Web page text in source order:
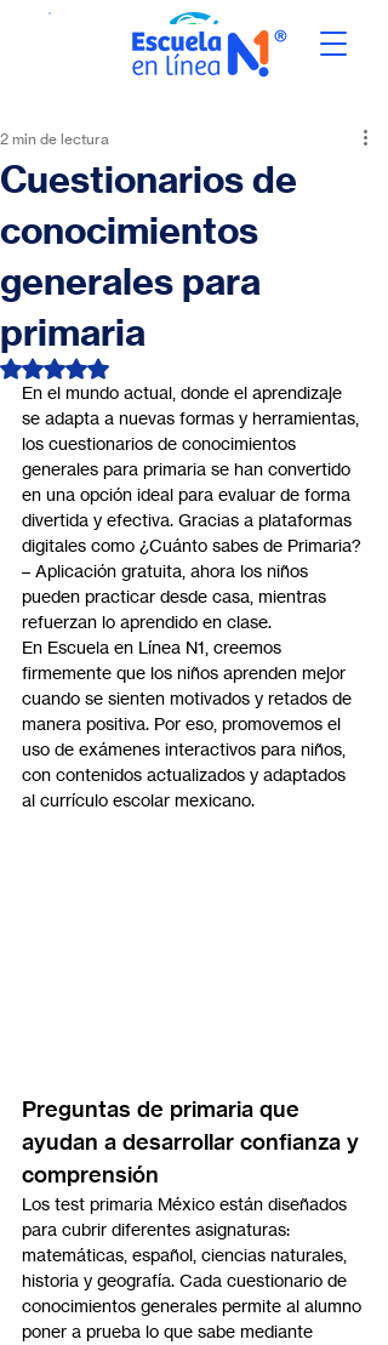
Cuestionarios de
conocimientos
generales para
primaria
2 min de lectura
Obtuvo NaN de 5 estrellas.
En el mundo actual, donde el aprendizaje
se adapta a nuevas formas y herramientas,
los cuestionarios de conocimientos
generales para primaria se han convertido
en una opción ideal para evaluar de forma
divertida y efectiva. Gracias a plataformas
digitales como ¿Cuánto sabes de Primaria?
– Aplicación gratuita, ahora los niños
pueden practicar desde casa, mientras
refuerzan lo aprendido en clase.
En Escuela en Línea N1, creemos
firmemente que los niños aprenden mejor
cuando se sienten motivados y retados de
manera positiva. Por eso, promovemos el
uso de exámenes interactivos para niños,
con contenidos actualizados y adaptados
al currículo escolar mexicano.
Preguntas de primaria que
ayudan a desarrollar confianza y
comprensión
Los test primaria México están diseñados
para cubrir diferentes asignaturas:
matemáticas, español, ciencias naturales,
historia y geografía. Cada cuestionario de
conocimientos generales permite al alumno
poner a prueba lo que sabe mediante